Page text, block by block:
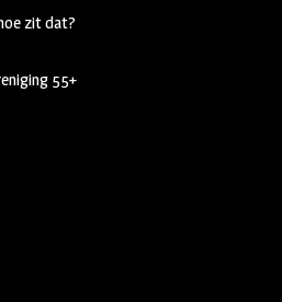
zit dat?
55+